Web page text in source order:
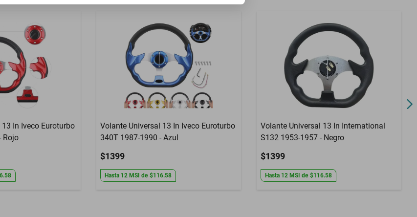
In Iveco Euroturbo
Rojo
Volante Universal 13 In Iveco Euroturbo
340T 1987-1990 - Azul
$1399
Hasta 12 MSI de $116.58
Volante Universal 13 In International
S132 1953-1957 - Negro
$1399
Hasta 12 MSI de $116.58